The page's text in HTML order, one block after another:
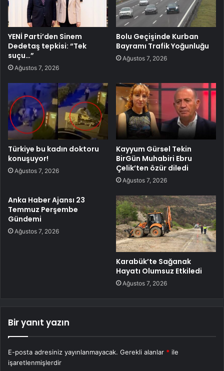
YENİ Parti’den Sinem
Dedetaş tepkisi: “Tek
suçu…”
Ağustos 7, 2026
Bolu Geçişinde Kurban
Bayramı Trafik Yoğunluğu
Ağustos 7, 2026
Türkiye bu kadın doktoru
konuşuyor!
Ağustos 7, 2026
Kayyum Gürsel Tekin
BirGün Muhabiri Ebru
Çelik’ten özür diledi
Ağustos 7, 2026
Anka Haber Ajansı 23
Temmuz Perşembe
Gündemi
Ağustos 7, 2026
Karabük’te Sağanak
Hayatı Olumsuz Etkiledi
Ağustos 7, 2026
Bir yanıt yazın
E-posta adresiniz yayınlanmayacak. Gerekli alanlar * ile
işaretlenmişlerdir